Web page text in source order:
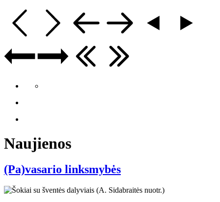
Naujienos
(Pa)vasario linksmybės